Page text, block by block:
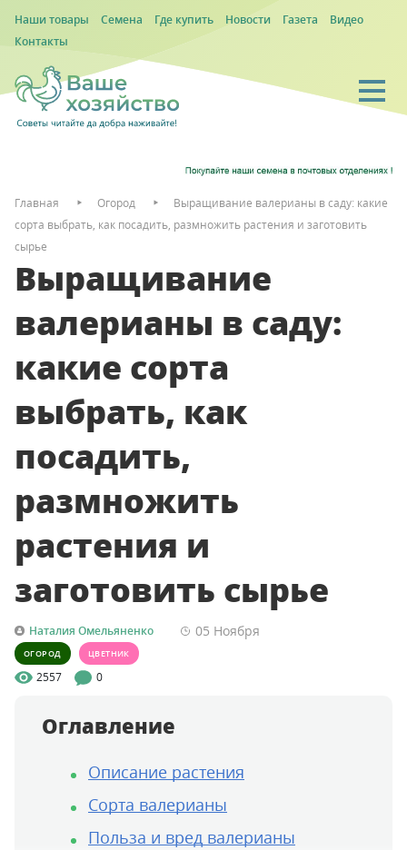
Наши товары Семена Где купить Новости Газета
Видео
Контакты
Главная Огород
Выращивание валерианы в саду: какие
сорта выбрать, как посадить, размножить растения и заготовить
сырье
Выращивание
валерианы в саду:
какие сорта
выбрать, как
посадить,
размножить
растения и
заготовить сырье
Наталия Омельяненко 05 Ноября
ОГОРОД ЦВЕТНИК
2557 0
Оглавление
Описание растения
Сорта валерианы
Польза и вред валерианы